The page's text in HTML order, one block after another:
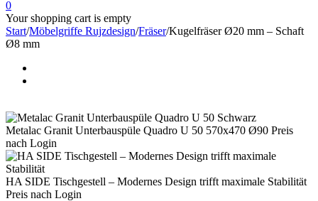
0
Your shopping cart is empty
Start/Möbelgriffe Rujzdesign/Fräser/Kugelfräser Ø20 mm – Schaft
Ø8 mm
Metalac Granit Unterbauspüle Quadro U 50 570x470 Ø90 Preis
nach Login
HA SIDE Tischgestell – Modernes Design trifft maximale Stabilität
Preis nach Login